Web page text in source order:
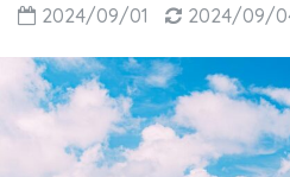
2024/09/01 2024/09/